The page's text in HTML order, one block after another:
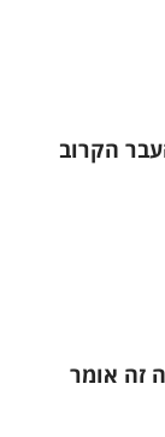
מהעבר הקרוב
זה אומר